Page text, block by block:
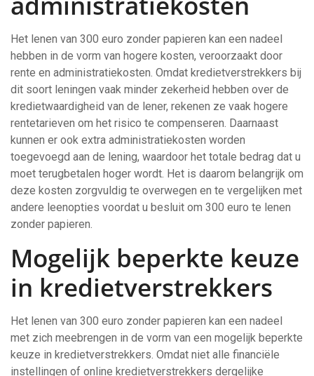
Het lenen van 300 euro zonder papieren kan een nadeel
hebben in de vorm van hogere kosten, veroorzaakt door
rente en administratiekosten. Omdat kredietverstrekkers bij
dit soort leningen vaak minder zekerheid hebben over de
kredietwaardigheid van de lener, rekenen ze vaak hogere
rentetarieven om het risico te compenseren. Daarnaast
kunnen er ook extra administratiekosten worden
toegevoegd aan de lening, waardoor het totale bedrag dat u
moet terugbetalen hoger wordt. Het is daarom belangrijk om
deze kosten zorgvuldig te overwegen en te vergelijken met
andere leenopties voordat u besluit om 300 euro te lenen
zonder papieren.
Mogelijk beperkte keuze
in kredietverstrekkers
Het lenen van 300 euro zonder papieren kan een nadeel
met zich meebrengen in de vorm van een mogelijk beperkte
keuze in kredietverstrekkers. Omdat niet alle financiële
instellingen of online kredietverstrekkers dergelijke